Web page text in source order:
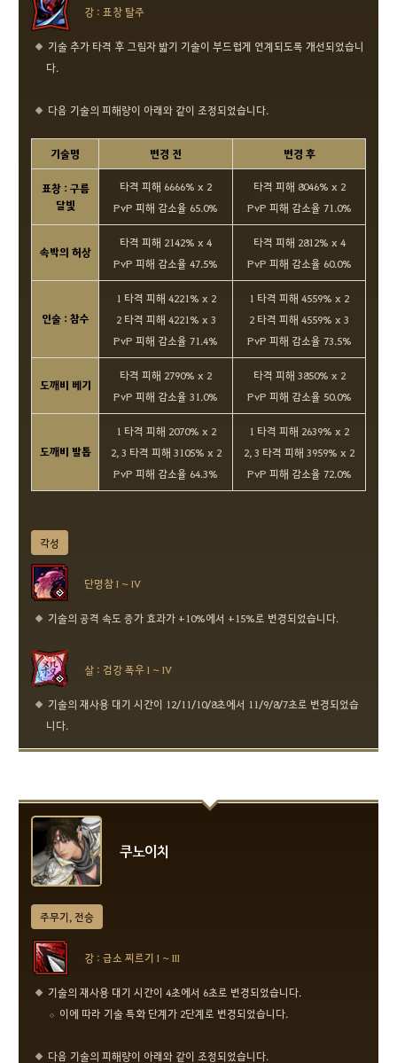
강 : 표창 탈주
기술 추가 타격 후 그림자 밟기 기술이 부드럽게 연계되도록 개선되었습니
다.
다음 기술의 피해량이 아래와 같이 조정되었습니다.
기술명 변경 전 변경 후
표창 : 구름
달빛
타격 피해 6666% x 2
PvP 피해 감소율 65.0%
타격 피해 8046% x 2
PvP 피해 감소율 71.0%
속박의 허상
타격 피해 2142% x 4
PvP 피해 감소율 47.5%
타격 피해 2812% x 4
PvP 피해 감소율 60.0%
인술 : 참수
1 타격 피해 4221% x 2
2 타격 피해 4221% x 3
PvP 피해 감소율 71.4%
1 타격 피해 4559% x 2
2 타격 피해 4559% x 3
PvP 피해 감소율 73.5%
도깨비 베기
타격 피해 2790% x 2
PvP 피해 감소율 31.0%
타격 피해 3850% x 2
PvP 피해 감소율 50.0%
도깨비 발톱
1 타격 피해 2070% x 2
2, 3 타격 피해 3105% x 2
PvP 피해 감소율 64.3%
1 타격 피해 2639% x 2
2, 3 타격 피해 3959% x 2
PvP 피해 감소율 72.0%
각성
단명참 I ~ IV
기술의 공격 속도 증가 효과가 +10%에서 +15%로 변경되었습니다.
살 : 검강 폭우 I ~ IV
기술의 재사용 대기 시간이 12/11/10/8초에서 11/9/8/7초로 변경되었습
니다.
쿠노이치
주무기, 전승
강 : 급소 찌르기 I ~ III
기술의 재사용 대기 시간이 4초에서 6초로 변경되었습니다.
이에 따라 기술 특화 단계가 2단계로 변경되었습니다.
다음 기술의 피해량이 아래와 같이 조정되었습니다.